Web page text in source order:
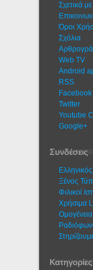
Σχετικά
Όροι
Σχόλια
Web TV
Android
RSS
Facebook
Twitter
Youtube
Google+
Συνδέσεις
Ξένος
Φιλικοί
Χρήσιμα
Ομογένεια
Κατηγορίες